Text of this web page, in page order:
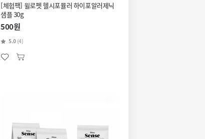
[체험팩] 윌로펫 헬시포뮬러 하이포알러제닉
샘플 30g
500원
5.0 (4)